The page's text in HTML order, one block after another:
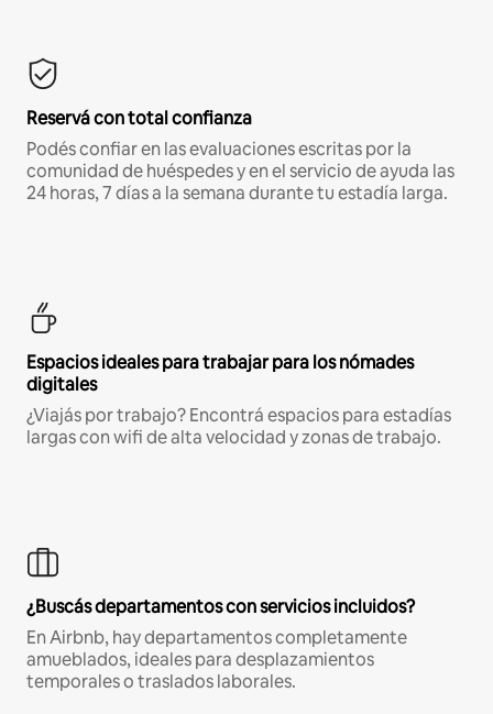
Reservá con total confianza
Podés confiar en las evaluaciones escritas por la
comunidad de huéspedes y en el servicio de ayuda las
24 horas, 7 días a la semana durante tu estadía larga.
Espacios ideales para trabajar para los nómades
digitales
¿Viajás por trabajo? Encontrá espacios para estadías
largas con wifi de alta velocidad y zonas de trabajo.
¿Buscás departamentos con servicios incluidos?
En Airbnb, hay departamentos completamente
amueblados, ideales para desplazamientos
temporales o traslados laborales.